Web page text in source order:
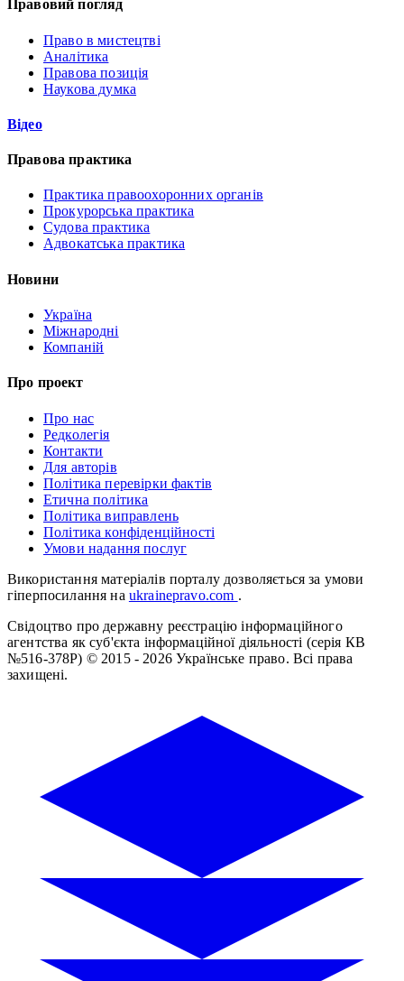
Правовий погляд
Право в мистецтві
Аналітика
Правова позиція
Наукова думка
Відео
Правова практика
Практика правоохоронних органів
Прокурорська практика
Судова практика
Адвокатська практика
Новини
Україна
Міжнародні
Компаній
Про проект
Про нас
Редколегія
Контакти
Для авторів
Політика перевірки фактів
Етична політика
Політика виправлень
Політика конфіденційності
Умови надання послуг
Використання матеріалів порталу дозволяється за умови
гіперпосилання на ukrainepravo.com .
Свідоцтво про державну реєстрацію інформаційного
агентства як суб'єкта інформаційної діяльності (серія КВ
№516-378Р) © 2015 - 2026 Українське право. Всі права
захищені.